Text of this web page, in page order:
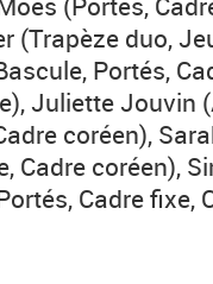
(Trapèze duo,
Portés,
Juliette Jouvin
coréen),
Cadre coréen),
Cadre fixe,